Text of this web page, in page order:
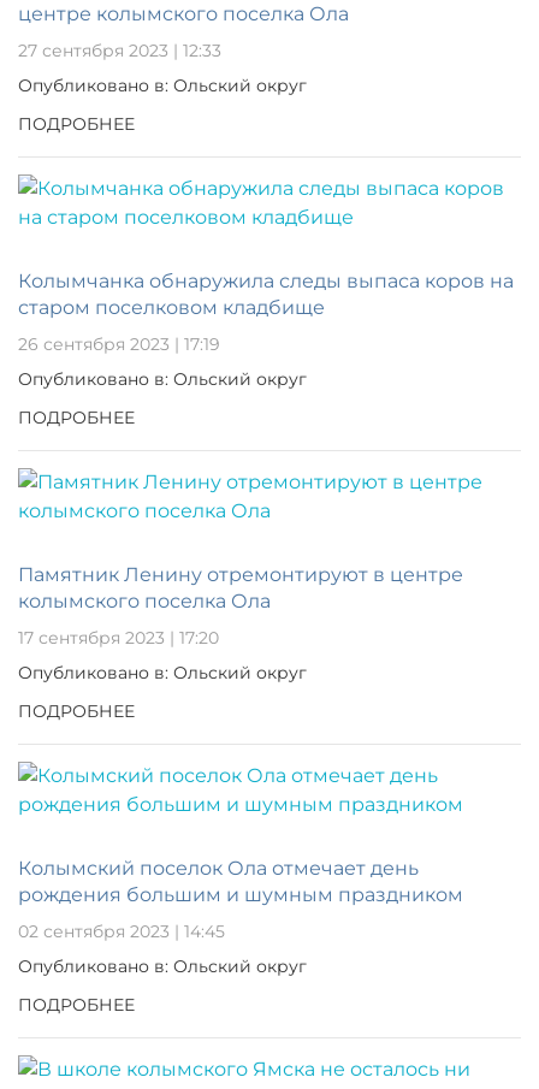
центре колымского поселка Ола
27 сентября 2023 | 12:33
Опубликовано в: Ольский округ
ПОДРОБНЕЕ
Колымчанка обнаружила следы выпаса коров на
старом поселковом кладбище
26 сентября 2023 | 17:19
Опубликовано в: Ольский округ
ПОДРОБНЕЕ
Памятник Ленину отремонтируют в центре
колымского поселка Ола
17 сентября 2023 | 17:20
Опубликовано в: Ольский округ
ПОДРОБНЕЕ
Колымский поселок Ола отмечает день
рождения большим и шумным праздником
02 сентября 2023 | 14:45
Опубликовано в: Ольский округ
ПОДРОБНЕЕ